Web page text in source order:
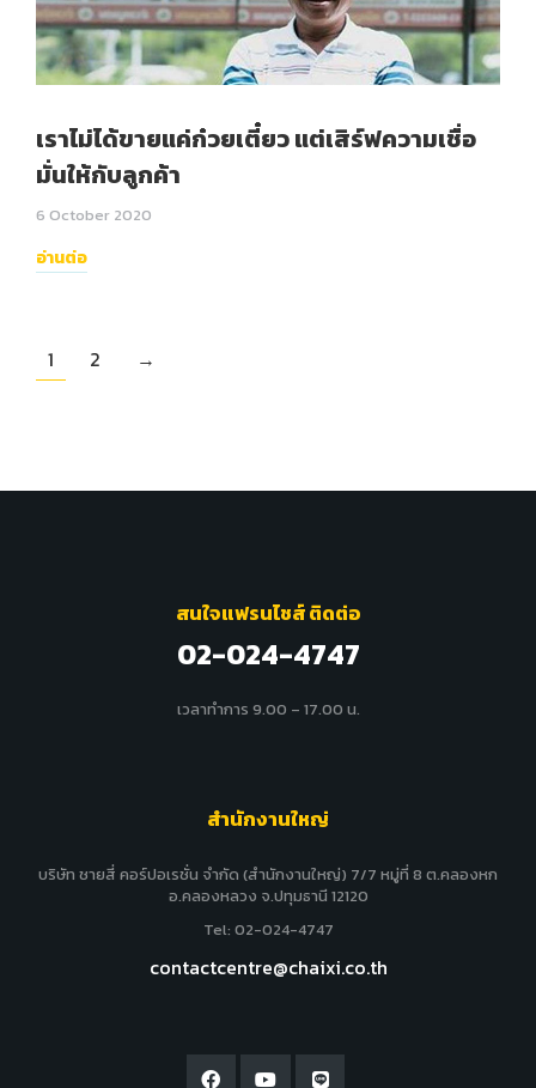
เราไม่ได้ขายแค่ก๋วยเตี๋ยว แต่เสิร์ฟความเชื่อ
มั่นให้กับลูกค้า
6 October 2020
อ่านต่อ
1 2 →
สนใจแฟรนไชส์ ติดต่อ
02-024-4747
เวลาทำการ 9.00 – 17.00 น.
สำนักงานใหญ่
บริษัท ชายสี่ คอร์ปอเรชั่น จำกัด (สำนักงานใหญ่) 7/7 หมู่ที่ 8 ต.คลองหก
อ.คลองหลวง จ.ปทุมธานี 12120
Tel: 02-024-4747
contactcentre@chaixi.co.th